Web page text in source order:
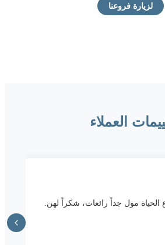
لزيارة فروعنا
العملاء
مول جداً رائعات، شكراً لهن.